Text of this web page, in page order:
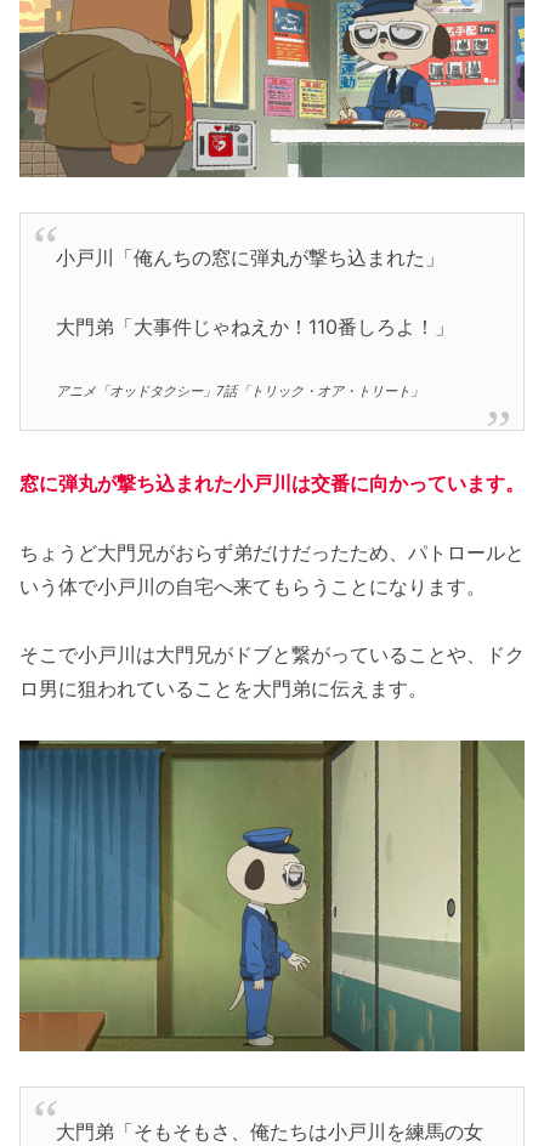
小戸川「俺んちの窓に弾丸が撃ち込まれた」
大門弟「大事件じゃねえか！110番しろよ！」
アニメ「オッドタクシー」7話「トリック・オア・トリート」
窓に弾丸が撃ち込まれた小戸川は交番に向かっています。
ちょうど大門兄がおらず弟だけだったため、パトロールと
いう体で小戸川の自宅へ来てもらうことになります。
そこで小戸川は大門兄がドブと繋がっていることや、ドク
ロ男に狙われていることを大門弟に伝えます。
大門弟「そもそもさ、俺たちは小戸川を練馬の女